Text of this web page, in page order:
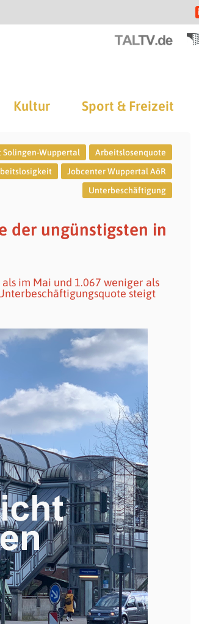
Kultur Sport & Freizeit
Wuppertal
Arbeitslosenquote
Jobcenter Wuppertal AöR
Unterbeschäftigung
der ungünstigsten in
im Mai und 1.067 weniger als
steigt